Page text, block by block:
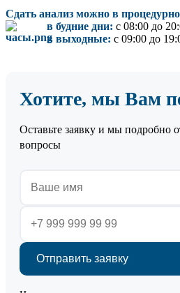
Сдать анализ можно в
в будние дни: с 08:00 до
в выходные: с 09:00 до
Хотите, мы Вам
Оставьте заявку и мы подробно
вопросы